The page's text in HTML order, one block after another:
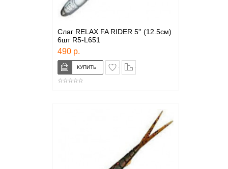
Слаг RELAX FA RIDER 5'' (12.5см)
6шт R5-L651
490 р.
в закладки